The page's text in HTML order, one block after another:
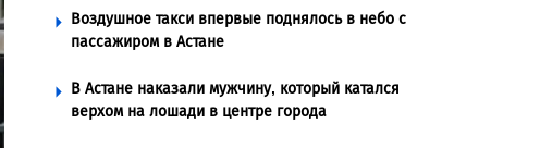
Воздушное такси впервые поднялось в небо с
пассажиром в Астане
В Астане наказали мужчину, который катался
верхом на лошади в центре города